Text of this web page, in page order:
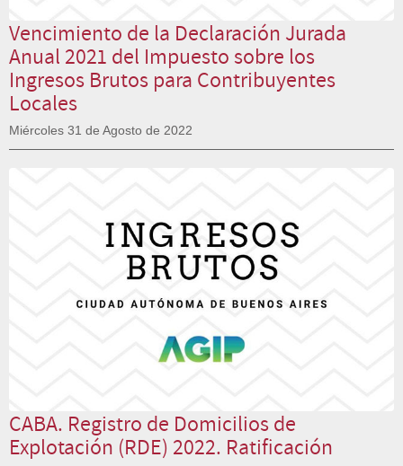
Vencimiento de la Declaración Jurada
Anual 2021 del Impuesto sobre los
Ingresos Brutos para Contribuyentes
Locales
Miércoles 31 de Agosto de 2022
CABA. Registro de Domicilios de
Explotación (RDE) 2022. Ratificación